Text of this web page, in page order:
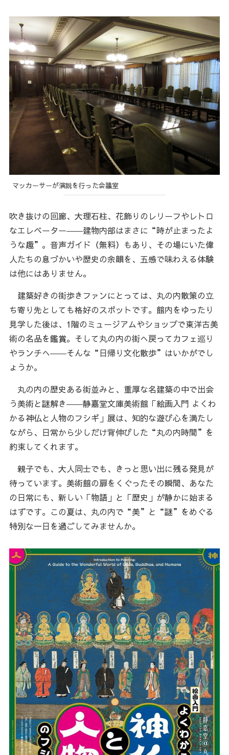
マッカーサーが演説を行った会議室
吹き抜けの回廊、大理石柱、花飾りのレリーフやレトロ
なエレベーター――建物内部はまさに“時が止まったよ
うな趣”。音声ガイド（無料）もあり、その場にいた偉
人たちの息づかいや歴史の余韻を、五感で味わえる体験
は他にはありません。
建築好きの街歩きファンにとっては、丸の内散策の立
ち寄り先としても格好のスポットです。館内をゆったり
見学した後は、1階のミュージアムやショップで東洋古美
術の名品を鑑賞。そして丸の内の街へ戻ってカフェ巡り
やランチへ――そんな“日帰り文化散歩”はいかがでし
ょうか。
丸の内の歴史ある街並みと、重厚な名建築の中で出会
う美術と謎解き――静嘉堂文庫美術館「絵画入門 よくわ
かる神仏と人物のフシギ」展は、知的な遊び心を満たし
ながら、日常から少しだけ背伸びした“丸の内時間”を
約束してくれます。
親子でも、大人同士でも、きっと思い出に残る発見が
待っています。美術館の扉をくぐったその瞬間、あなた
の日常にも、新しい「物語」と「歴史」が静かに始まる
はずです。この夏は、丸の内で“美”と“謎”をめぐる
特別な一日を過ごしてみませんか。